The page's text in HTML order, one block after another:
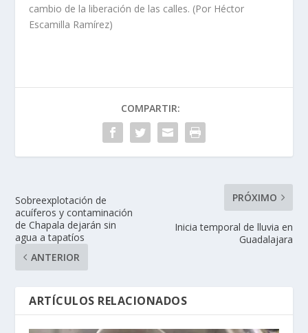
cambio de la liberación de las calles. (Por Héctor
Escamilla Ramírez)
COMPARTIR:
Sobreexplotación de
acuíferos y contaminación
de Chapala dejarán sin
agua a tapatíos
ANTERIOR
PRÓXIMO
Inicia temporal de lluvia en
Guadalajara
ARTÍCULOS RELACIONADOS